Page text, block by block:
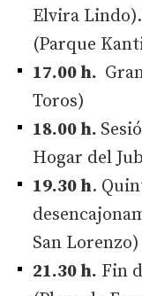
Elvira
(Parque
17.00 h.
Toros)
18.00 h.
Hogar del
19.30 h.
San Lorenzo)
21.30 h. Fin